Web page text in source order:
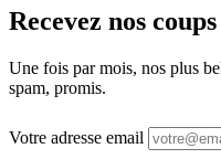
Recevez nos
Une fois par mois, nos plus
spam, promis.
Votre adresse email